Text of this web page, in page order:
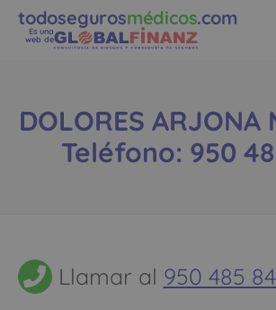
todosegurosmédicos.com
Es una
web de
DOLORES ARJONA
Teléfono: 950
Llamar al 950 485